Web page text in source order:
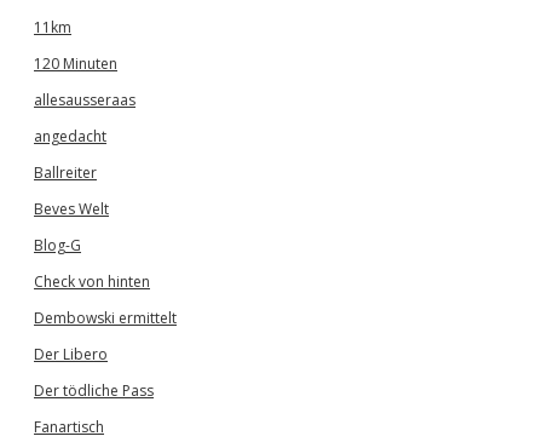
11km
120 Minuten
allesausseraas
angedacht
Ballreiter
Beves Welt
Blog-G
Check von hinten
Dembowski ermittelt
Der Libero
Der tödliche Pass
Fanartisch